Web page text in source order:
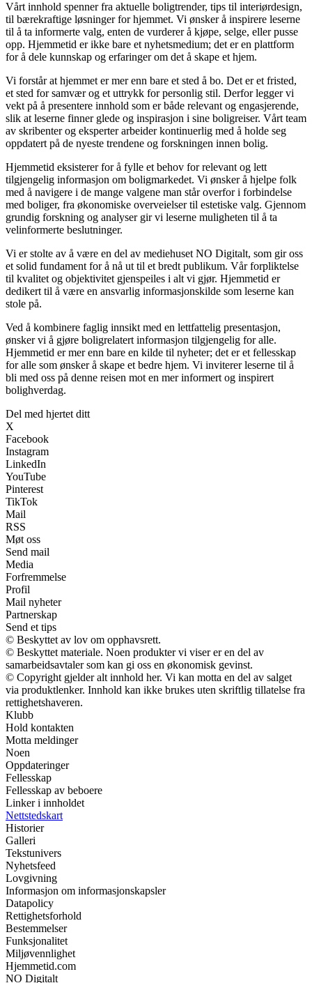
Vårt innhold spenner fra aktuelle boligtrender, tips til interiørdesign,
til bærekraftige løsninger for hjemmet. Vi ønsker å inspirere leserne
til å ta informerte valg, enten de vurderer å kjøpe, selge, eller pusse
opp. Hjemmetid er ikke bare et nyhetsmedium; det er en plattform
for å dele kunnskap og erfaringer om det å skape et hjem.
Vi forstår at hjemmet er mer enn bare et sted å bo. Det er et fristed,
et sted for samvær og et uttrykk for personlig stil. Derfor legger vi
vekt på å presentere innhold som er både relevant og engasjerende,
slik at leserne finner glede og inspirasjon i sine boligreiser. Vårt team
av skribenter og eksperter arbeider kontinuerlig med å holde seg
oppdatert på de nyeste trendene og forskningen innen bolig.
Hjemmetid eksisterer for å fylle et behov for relevant og lett
tilgjengelig informasjon om boligmarkedet. Vi ønsker å hjelpe folk
med å navigere i de mange valgene man står overfor i forbindelse
med boliger, fra økonomiske overveielser til estetiske valg. Gjennom
grundig forskning og analyser gir vi leserne muligheten til å ta
velinformerte beslutninger.
Vi er stolte av å være en del av mediehuset NO Digitalt, som gir oss
et solid fundament for å nå ut til et bredt publikum. Vår forpliktelse
til kvalitet og objektivitet gjenspeiles i alt vi gjør. Hjemmetid er
dedikert til å være en ansvarlig informasjonskilde som leserne kan
stole på.
Ved å kombinere faglig innsikt med en lettfattelig presentasjon,
ønsker vi å gjøre boligrelatert informasjon tilgjengelig for alle.
Hjemmetid er mer enn bare en kilde til nyheter; det er et fellesskap
for alle som ønsker å skape et bedre hjem. Vi inviterer leserne til å
bli med oss på denne reisen mot en mer informert og inspirert
bolighverdag.
Del med hjertet ditt
X
Facebook
Instagram
LinkedIn
YouTube
Pinterest
TikTok
Mail
RSS
Møt oss
Send mail
Media
Forfremmelse
Profil
Mail nyheter
Partnerskap
Send et tips
© Beskyttet av lov om opphavsrett.
© Beskyttet materiale. Noen produkter vi viser er en del av
samarbeidsavtaler som kan gi oss en økonomisk gevinst.
© Copyright gjelder alt innhold her. Vi kan motta en del av salget
via produktlenker. Innhold kan ikke brukes uten skriftlig tillatelse fra
rettighetshaveren.
Klubb
Hold kontakten
Motta meldinger
Noen
Oppdateringer
Fellesskap
Fellesskap av beboere
Linker i innholdet
Nettstedskart
Historier
Galleri
Tekstunivers
Nyhetsfeed
Lovgivning
Informasjon om informasjonskapsler
Datapolicy
Rettighetsforhold
Bestemmelser
Funksjonalitet
Miljøvennlighet
Hjemmetid.com
NO Digitalt